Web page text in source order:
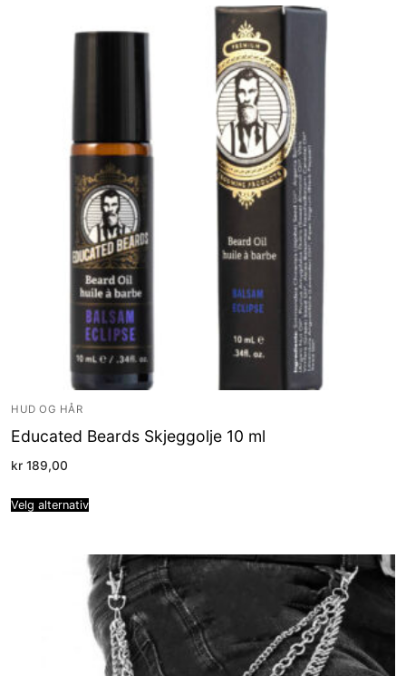
HUD OG HÅR
Educated Beards Skjeggolje 10 ml
kr 189,00
Velg alternativ